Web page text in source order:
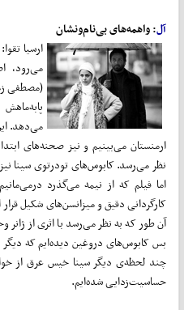
آل: واهمه‌های بی‌نام‌ونشان
ارسیا تقوا:
می‌رود،
(مصطفی
می‌دهد.
ارمنستان می‌بینیم و نیز صحنه‌های
نظر می‌رسد. کابوس‌های تودرتوی سینا
اما فیلم که از نیمه می‌گذرد
کارگردانی دقیق و میزانسن‌های شکیل
آن طور که به نظر می‌رسد با اثری از
بس کابوس‌های دروغین دیده‌ایم که دیگر
چند لحظه‌ی دیگر سینا خیس عرق از
حساسیت‌زدایی شده‌ایم.